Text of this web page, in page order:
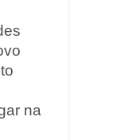
na